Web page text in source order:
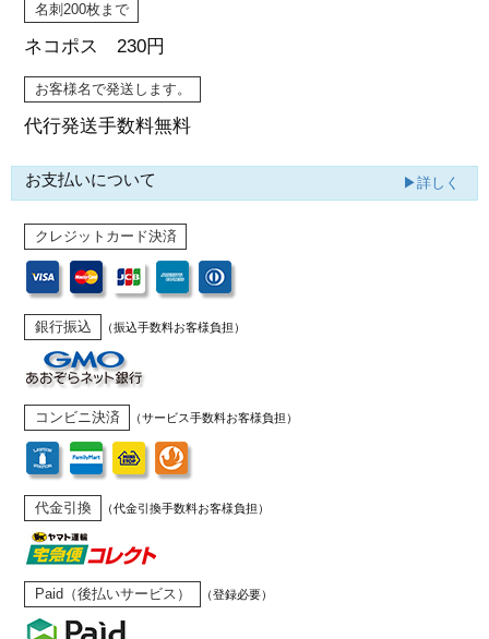
名刺200枚まで
ネコポス 230円
お客様名で発送します。
代行発送手数料無料
お支払いについて ▶詳しく
クレジットカード決済
銀行振込 （振込手数料お客様負担）
コンビニ決済 （サービス手数料お客様負担）
代金引換 （代金引換手数料お客様負担）
Paid（後払いサービス） （登録必要）